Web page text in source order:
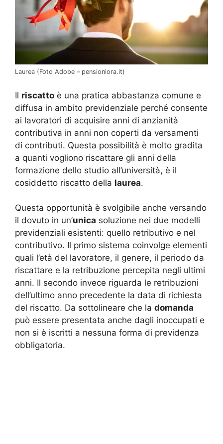
Laurea (Foto Adobe – pensioniora.it)
Il riscatto è una pratica abbastanza comune e
diffusa in ambito previdenziale perché consente
ai lavoratori di acquisire anni di anzianità
contributiva in anni non coperti da versamenti
di contributi. Questa possibilità è molto gradita
a quanti vogliono riscattare gli anni della
formazione dello studio all’università, è il
cosiddetto riscatto della laurea.
Questa opportunità è svolgibile anche versando
il dovuto in un’unica soluzione nei due modelli
previdenziali esistenti: quello retributivo e nel
contributivo. Il primo sistema coinvolge elementi
quali l’età del lavoratore, il genere, il periodo da
riscattare e la retribuzione percepita negli ultimi
anni. Il secondo invece riguarda le retribuzioni
dell’ultimo anno precedente la data di richiesta
del riscatto. Da sottolineare che la domanda
può essere presentata anche dagli inoccupati e
non si è iscritti a nessuna forma di previdenza
obbligatoria.